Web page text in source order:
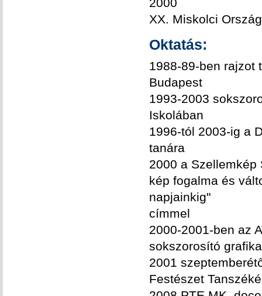
2000
XX. Miskolci
Oktatás:
1988-89-ben rajzot
Budapest
1993-2003
Iskolában
1996-tól 2003-ig a
tanára
2000 a Szellemkép
kép fogalma és
napjainkig"
címmel
2000-2001-ben az
sokszorosító
2001
Festészet